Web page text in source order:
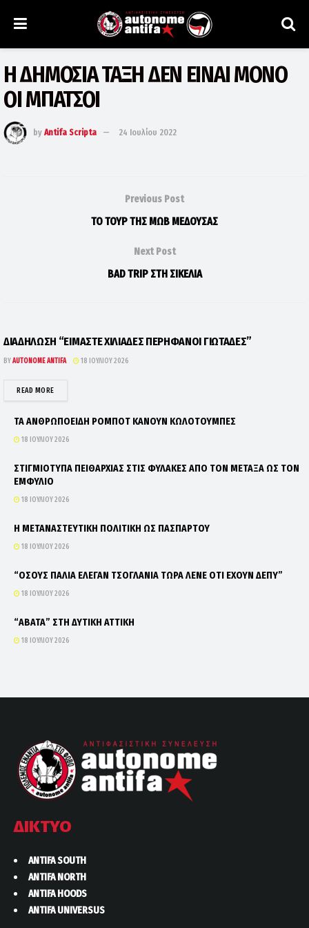
Η ΔΗΜΟΣΙΑ ΤΑΞΗ ΔΕΝ ΕΙΝΑΙ ΜΟΝΟ
ΟΙ ΜΠΑΤΣΟΙ
by Antifa Scripta 24 Ιουλίου 2022
Previous Post
ΤΟ ΤΟΥΡ ΤΗΣ ΜΩΒ ΜΕΔΟΥΣΑΣ
Next Post
BAD TRIP ΣΤΗ ΣΙΚΕΛΙΑ
ΔΙΑΔΗΛΩΣΗ “ΕΙΜΑΣΤΕ ΧΙΛΙΑΔΕΣ ΠΕΡΗΦΑΝΟΙ ΓΙΩΤΑΔΕΣ”
BYAUTONOME ANTIFA 18 ΙΟΥΛΊΟΥ 2026
READ MOREDETAILS
ΤΑ ΑΝΘΡΩΠΟΕΙΔΗ ΡΟΜΠΟΤ ΚΑΝΟΥΝ ΚΩΛΟΤΟΥΜΠΕΣ
18 ΙΟΥΛΊΟΥ 2026
ΣΤΙΓΜΙΟΤΥΠΑ ΠΕΙΘΑΡΧΙΑΣ ΣΤΙΣ ΦΥΛΑΚΕΣ ΑΠΟ ΤΟΝ ΜΕΤΑΞΑ ΩΣ ΤΟΝ
ΕΜΦΥΛΙΟ
18 ΙΟΥΛΊΟΥ 2026
Η ΜΕΤΑΝΑΣΤΕΥΤΙΚΗ ΠΟΛΙΤΙΚΗ ΩΣ ΠΑΣΠΑΡΤΟΥ
18 ΙΟΥΛΊΟΥ 2026
“ΟΣΟΥΣ ΠΑΛΙΑ ΕΛΕΓΑΝ ΤΣΟΓΛΑΝΙΑ ΤΩΡΑ ΛΕΝΕ ΟΤΙ ΕΧΟΥΝ ΔΕΠΥ”
18 ΙΟΥΛΊΟΥ 2026
“ΑΒΑΤΑ” ΣΤΗ ΔΥΤΙΚΗ ΑΤΤΙΚΗ
18 ΙΟΥΛΊΟΥ 2026
ΔΙΚΤΥΟ
ANTIFA SOUTH
ANTIFA NORTH
ANTIFA HOODS
ANTIFA UNIVERSUS